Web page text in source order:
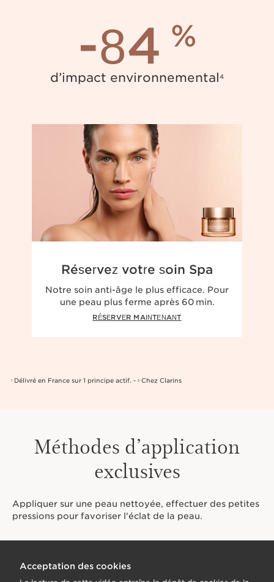
-84 %
d’impact environnemental4
Réservez votre soin Spa
Notre soin anti-âge le plus efficace. Pour
une peau plus ferme après 60 min.
RÉSERVER MAINTENANT
1Délivré en France sur 1 principe actif. - 2Chez Clarins
Méthodes d’application
exclusives
Appliquer sur une peau nettoyée, effectuer des petites
pressions pour favoriser l'éclat de la peau.
Acceptation des cookies